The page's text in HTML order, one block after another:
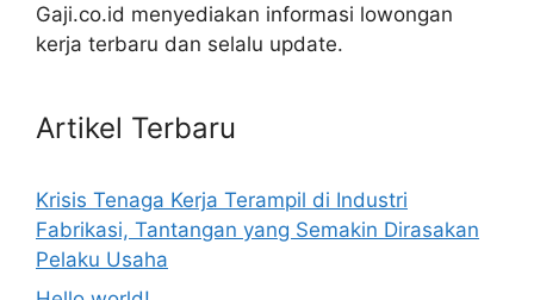
Gaji.co.id menyediakan informasi lowongan
kerja terbaru dan selalu update.
Artikel Terbaru
Krisis Tenaga Kerja Terampil di Industri
Fabrikasi, Tantangan yang Semakin Dirasakan
Pelaku Usaha